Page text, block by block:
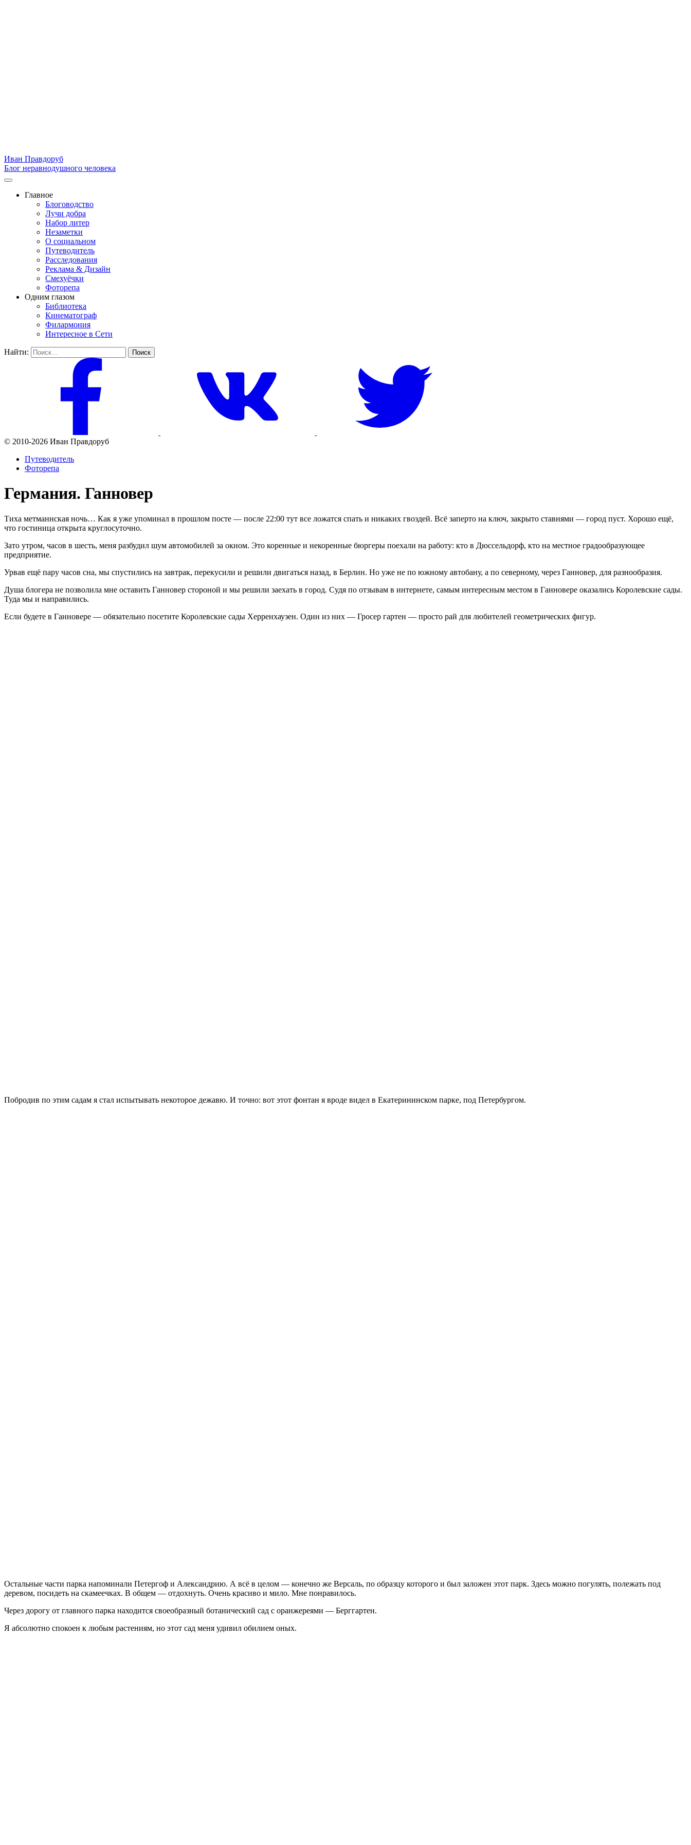
Иван Правдоруб
Блог неравнодушного человека
Главное
Блоговодство
Лучи добра
Набор литер
Незаметки
О социальном
Путеводитель
Расследования
Реклама & Дизайн
Смехуёчки
Фоторепа
Одним глазом
Библиотека
Кинематограф
Филармония
Интересное в Сети
Найти:
© 2010-2026 Иван Правдоруб
Путеводитель
Фоторепа
Германия. Ганновер
Тиха метманнская ночь… Как я уже упоминал в прошлом посте — после 22:00 тут все ложатся спать и никаких гвоздей. Всё заперто на ключ, закрыто ставнями — город пуст. Хорошо ещё,
что гостиница открыта круглосуточно.
Зато утром, часов в шесть, меня разбудил шум автомобилей за окном. Это коренные и некоренные бюргеры поехали на работу: кто в Дюссельдорф, кто на местное градообразующее
предприятие.
Урвав ещё пару часов сна, мы спустились на завтрак, перекусили и решили двигаться назад, в Берлин. Но уже не по южному автобану, а по северному, через Ганновер, для разнообразия.
Душа блогера не позволила мне оставить Ганновер стороной и мы решили заехать в город. Судя по отзывам в интернете, самым интересным местом в Ганновере оказались Королевские сады.
Туда мы и направились.
Если будете в Ганновере — обязательно посетите Королевские сады Херренхаузен. Один из них — Гросер гартен — просто рай для любителей геометрических фигур.
Побродив по этим садам я стал испытывать некоторое дежавю. И точно: вот этот фонтан я вроде видел в Екатерининском парке, под Петербургом.
Остальные части парка напоминали Петергоф и Александрию. А всё в целом — конечно же Версаль, по образцу которого и был заложен этот парк. Здесь можно погулять, полежать под
деревом, посидеть на скамеечках. В общем — отдохнуть. Очень красиво и мило. Мне понравилось.
Через дорогу от главного парка находится своеобразный ботанический сад с оранжереями — Берггартен.
Я абсолютно спокоен к любым растениям, но этот сад меня удивил обилием оных.